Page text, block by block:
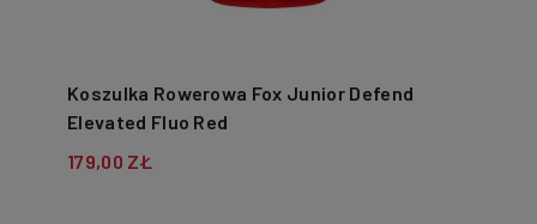
Koszulka Rowerowa Fox Junior Defend
Elevated Fluo Red
179,00 ZŁ